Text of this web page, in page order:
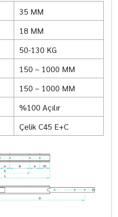
35 MM
18 MM
50-130 KG
150 – 1000 MM
150 – 1000 MM
%100 Açılır
Çelik C45 E+C